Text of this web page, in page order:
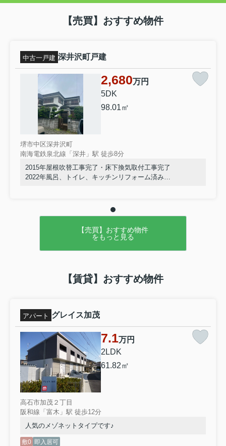
【売買】おすすめ物件
中古一戸建 深井沢町戸建
2,680万円
5DK
98.01㎡
堺市中区深井沢町
南海電鉄泉北線「深井」駅 徒歩8分
2015年屋根吹替工事完了・床下換気取付工事完了
2022年風呂、トイレ、キッチンリフォーム済み
【売買】おすすめ物件
をもっと見る
【賃貸】おすすめ物件
アパート グレイス加茂
7.1万円
2LDK
61.82㎡
高石市加茂２丁目
阪和線「富木」駅 徒歩12分
人気のメゾネットタイプです♪
敷0 即入居可